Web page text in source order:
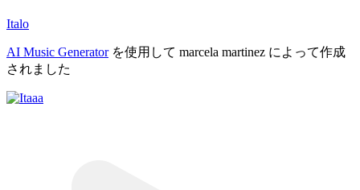
Italo
AI Music Generatorを使用して marcela martinez によって作成
されました